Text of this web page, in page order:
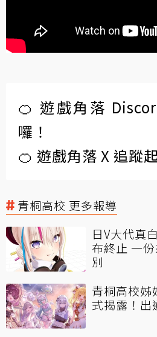
🍊 遊戲角落
囉！
🍊 遊戲角落 X 追蹤
青桐高校 更多報導
日V大代真
布終止 一
別
青桐高校姊
式揭露！出